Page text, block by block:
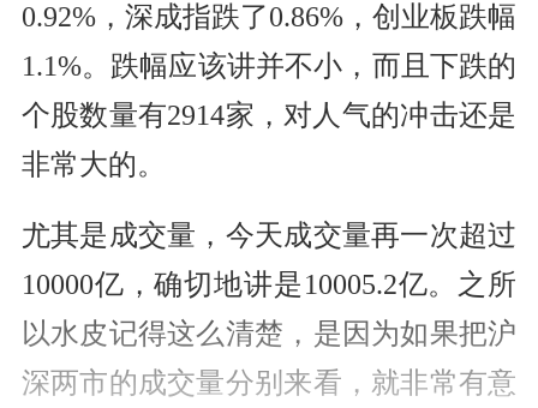
0.92%，深成指跌了0.86%，创业板跌幅
1.1%。跌幅应该讲并不小，而且下跌的
个股数量有2914家，对人气的冲击还是
非常大的。
尤其是成交量，今天成交量再一次超过
10000亿，确切地讲是10005.2亿。之所
以水皮记得这么清楚，是因为如果把沪
深两市的成交量分别来看，就非常有意